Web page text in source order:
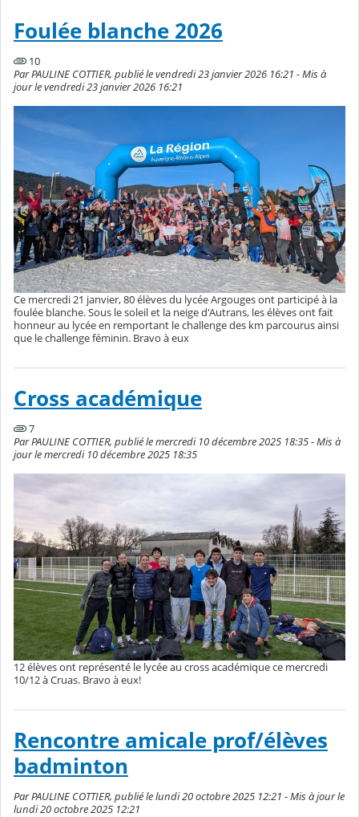
Foulée blanche 2026
10
Par PAULINE COTTIER, publié le vendredi 23 janvier 2026 16:21 - Mis à
jour le vendredi 23 janvier 2026 16:21
Ce mercredi 21 janvier, 80 élèves du lycée Argouges ont participé à la
foulée blanche. Sous le soleil et la neige d'Autrans, les élèves ont fait
honneur au lycée en remportant le challenge des km parcourus ainsi
que le challenge féminin. Bravo à eux
Cross académique
7
Par PAULINE COTTIER, publié le mercredi 10 décembre 2025 18:35 - Mis à
jour le mercredi 10 décembre 2025 18:35
12 élèves ont représenté le lycée au cross académique ce mercredi
10/12 à Cruas. Bravo à eux!
Rencontre amicale prof/élèves
badminton
Par PAULINE COTTIER, publié le lundi 20 octobre 2025 12:21 - Mis à jour le
lundi 20 octobre 2025 12:21